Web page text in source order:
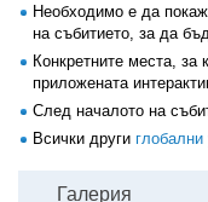
Необходимо е да
на събитието, за да
Конкретните места,
приложената
След началото на
Всички други
Галерия